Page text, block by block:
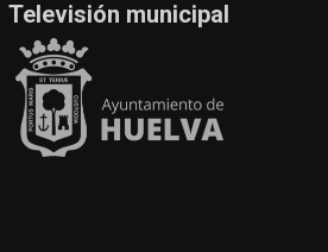
Televisión municipal